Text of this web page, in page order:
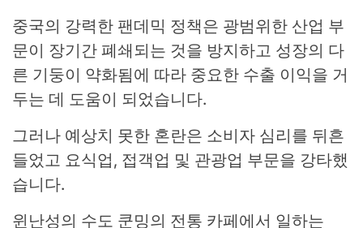
중국의 강력한 팬데믹 정책은 광범위한 산업 부
문이 장기간 폐쇄되는 것을 방지하고 성장의 다
른 기둥이 약화됨에 따라 중요한 수출 이익을 거
두는 데 도움이 되었습니다.
그러나 예상치 못한 혼란은 소비자 심리를 뒤흔
들었고 요식업, 접객업 및 관광업 부문을 강타했
습니다.
윈난성의 수도 쿤밍의 전통 카페에서 일하는